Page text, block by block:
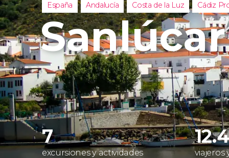
Reino
Turquía
España Andalucía Costa de la Luz Cádiz
7
excursiones y actividades
viajeros